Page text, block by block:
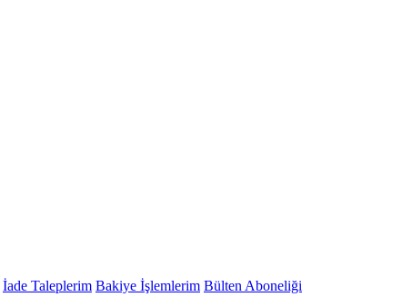
İade Taleplerim Bakiye İşlemlerim Bülten Aboneliği